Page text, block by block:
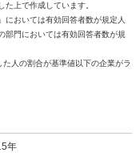
上で作成しています。
おいては有効回答者数が規定人
部門においては有効回答者数が規
人の割合が基準値以下の企業がラ
年